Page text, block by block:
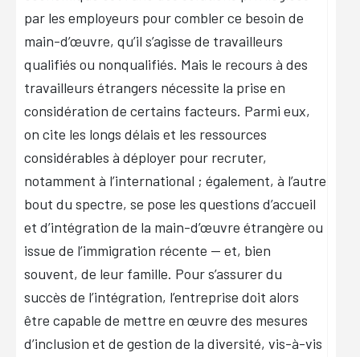
par les employeurs pour combler ce besoin de
main-d’œuvre, qu’il s’agisse de travailleurs
qualifiés ou nonqualifiés. Mais le recours à des
travailleurs étrangers nécessite la prise en
considération de certains facteurs. Parmi eux,
on cite les longs délais et les ressources
considérables à déployer pour recruter,
notamment à l’international ; également, à l’autre
bout du spectre, se pose les questions d’accueil
et d’intégration de la main-d’œuvre étrangère ou
issue de l’immigration récente — et, bien
souvent, de leur famille. Pour s’assurer du
succès de l’intégration, l’entreprise doit alors
être capable de mettre en œuvre des mesures
d’inclusion et de gestion de la diversité, vis-à-vis